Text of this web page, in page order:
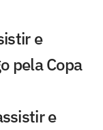
e
pela Copa
e